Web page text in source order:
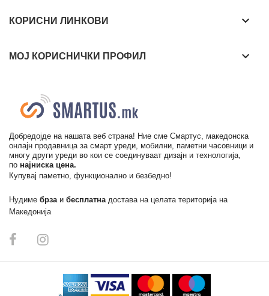
КОРИСНИ ЛИНКОВИ keyboard_arrow_down
МОЈ КОРИСНИЧКИ ПРОФИЛ keyboard_arrow_down
Добредојде на нашата веб страна! Ние сме Смартус, македонска
онлајн продавница за смарт уреди, мобилни, паметни часовници и
многу други уреди во кои се соединуваат дизајн и технологија,
по најниска цена.
Купувај паметно, функционално и безбедно!
Нудиме брза и бесплатна достава на целата територија на
Македонија